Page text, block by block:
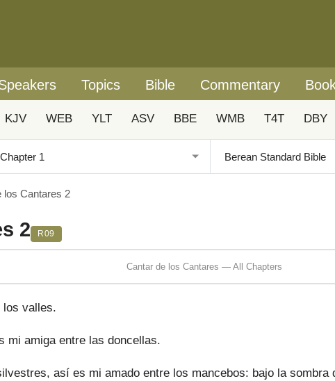
Topics Bible Commentary
KJV WEB YLT ASV BBE WMB T4T DBY
los Cantares 2
2 R09
Cantar de los Cantares — All Chapters
los valles.
mi amiga entre las doncellas.
así es mi amado entre los mancebos: bajo la sombra